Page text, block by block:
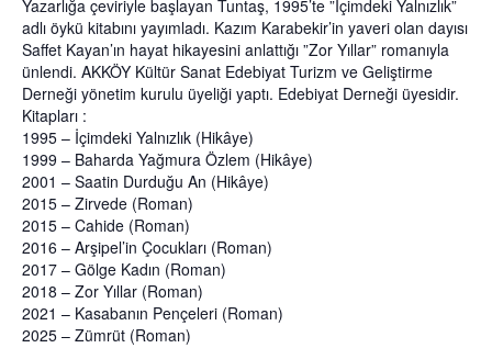
Yazarlığa çeviriyle başlayan Tuntaş, 1995’te ”İçimdeki Yalnızlık”
adlı öykü kitabını yayımladı. Kazım Karabekir’in yaveri olan dayısı
Saffet Kayan’ın hayat hikayesini anlattığı ”Zor Yıllar” romanıyla
ünlendi. AKKÖY Kültür Sanat Edebiyat Turizm ve Geliştirme
Derneği yönetim kurulu üyeliği yaptı. Edebiyat Derneği üyesidir.
Kitapları :
1995 – İçimdeki Yalnızlık (Hikâye)
1999 – Baharda Yağmura Özlem (Hikâye)
2001 – Saatin Durduğu An (Hikâye)
2015 – Zirvede (Roman)
2015 – Cahide (Roman)
2016 – Arşipel’in Çocukları (Roman)
2017 – Gölge Kadın (Roman)
2018 – Zor Yıllar (Roman)
2021 – Kasabanın Pençeleri (Roman)
2025 – Zümrüt (Roman)